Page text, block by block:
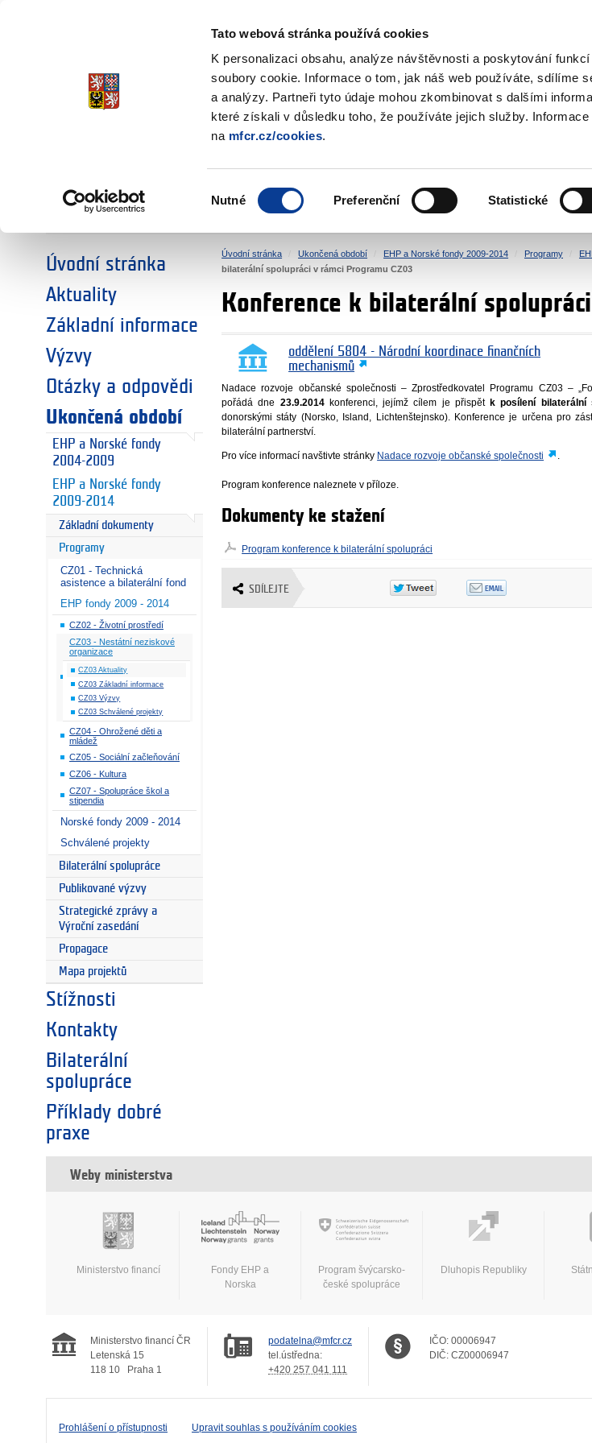
Tato webová stránka používá cookies
K personalizaci obsahu, analýze návštěvnosti a poskytování
soubory cookie. Informace o tom, jak náš web používáte, sdílíme
a analýzy. Partneři tyto údaje mohou zkombinovat s dalšími
které získali v důsledku toho, že používáte jejich služby.
na mfcr.cz/cookies.
souhlasu
Nutné Preferenční Statistické
Fondy EHP a Norska
ZVOLTE SI OBLAST:
SOCIÁLNÍ DIALOG ŽIVOTNÍ PROSTŘEDÍ LIDSKÁ PRÁVA
Úvodní stránka
Aktuality
Základní informace
Výzvy
Otázky a odpovědi
Ukončená období
EHP a Norské fondy
2004-2009
EHP a Norské fondy
2009-2014
Základní dokumenty
Programy
CZ01 - Technická
asistence a bilaterální fond
EHP fondy 2009 - 2014
CZ02 - Životní prostředí
CZ03 - Nestátní neziskové
organizace
CZ03 Aktuality
CZ03 Základní informace
CZ03 Výzvy
CZ03 Schválené projekty
CZ04 - Ohrožené děti a
mládež
CZ05 - Sociální začleňování
CZ06 - Kultura
CZ07 - Spolupráce škol a
stipendia
Norské fondy 2009 - 2014
Schválené projekty
Bilaterální spolupráce
Publikované výzvy
Strategické zprávy a
Výroční zasedání
Propagace
Mapa projektů
Stížnosti
Kontakty
Bilaterální
spolupráce
Příklady dobré
praxe
Úvodní stránka Ukončená období EHP a Norské fondy 2009-2014 Programy
bilaterální spolupráci v rámci Programu CZ03
Konference k bilaterální
oddělení 5804 - Národní koordinace finančních
mechanismů
Nadace rozvoje občanské společnosti – Zprostředkovatel Programu CZ03 –
pořádá dne 23.9.2014konferenci, jejímž cílem je přispětk posílení bilaterální
donorskými státy (Norsko, Island, Lichtenštejnsko). Konference je určena pro
bilaterální partnerství.
Pro více informací navštivte stránky Nadace rozvoje občanské společnosti
Program konference naleznete v příloze.
Dokumenty ke stažení
Program konference k bilaterální spolupráci
SDÍLEJTE
Weby ministerstva
Ministerstvo financí
Fondy EHP a
Norska
Program švýcarsko-
české spolupráce
Dluhopis Republiky
Ministerstvo financí ČR
Letenská 15
118 10
Praha 1
podatelna@mfcr.cz
tel.ústředna:
+420 257 041 111
IČO: 00006947
DIČ: CZ00006947
Prohlášení o přístupnosti Upravit souhlas s používáním cookies